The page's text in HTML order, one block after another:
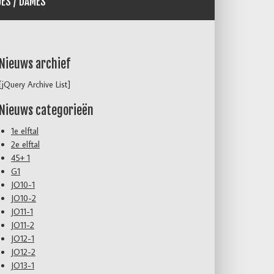
Nieuws archief
Archive List]
Nieuws categorieën
1e elftal
2e elftal
45+ 1
G1
JO10-1
JO10-2
JO11-1
JO11-2
JO12-1
JO12-2
JO13-1